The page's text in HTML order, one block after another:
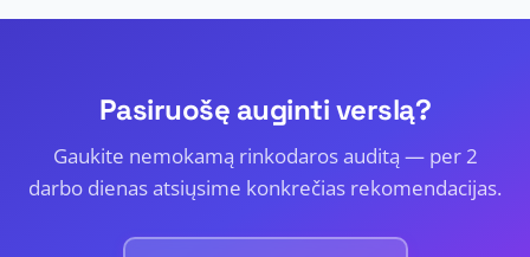
Pasiruošę auginti verslą?
Gaukite nemokamą rinkodaros auditą — per 2
darbo dienas atsiųsime konkrečias rekomendacijas.